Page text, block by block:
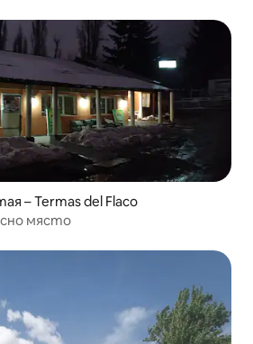
– Termas del Flaco
място